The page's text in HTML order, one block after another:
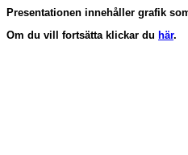
Presentationen innehåller grafik
Om du vill fortsätta klickar du här.